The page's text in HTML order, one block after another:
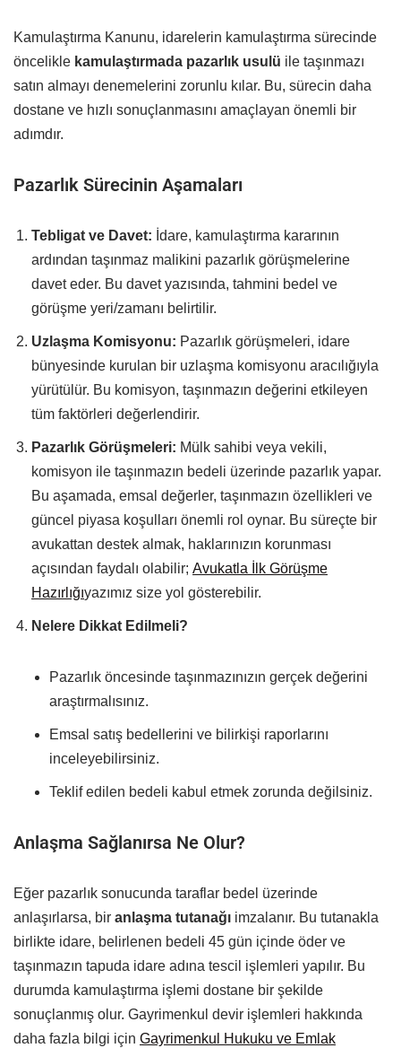
Kamulaştırma Kanunu, idarelerin kamulaştırma sürecinde
öncelikle kamulaştırmada pazarlık usulü ile taşınmazı
satın almayı denemelerini zorunlu kılar. Bu, sürecin daha
dostane ve hızlı sonuçlanmasını amaçlayan önemli bir
adımdır.
Pazarlık Sürecinin Aşamaları
Tebligat ve Davet: İdare, kamulaştırma kararının
ardından taşınmaz malikini pazarlık görüşmelerine
davet eder. Bu davet yazısında, tahmini bedel ve
görüşme yeri/zamanı belirtilir.
Uzlaşma Komisyonu: Pazarlık görüşmeleri, idare
bünyesinde kurulan bir uzlaşma komisyonu aracılığıyla
yürütülür. Bu komisyon, taşınmazın değerini etkileyen
tüm faktörleri değerlendirir.
Pazarlık Görüşmeleri: Mülk sahibi veya vekili,
komisyon ile taşınmazın bedeli üzerinde pazarlık yapar.
Bu aşamada, emsal değerler, taşınmazın özellikleri ve
güncel piyasa koşulları önemli rol oynar. Bu süreçte bir
avukattan destek almak, haklarınızın korunması
açısından faydalı olabilir; Avukatla İlk Görüşme
Hazırlığıyazımız size yol gösterebilir.
Nelere Dikkat Edilmeli?
Pazarlık öncesinde taşınmazınızın gerçek değerini
araştırmalısınız.
Emsal satış bedellerini ve bilirkişi raporlarını
inceleyebilirsiniz.
Teklif edilen bedeli kabul etmek zorunda değilsiniz.
Anlaşma Sağlanırsa Ne Olur?
Eğer pazarlık sonucunda taraflar bedel üzerinde
anlaşırlarsa, bir anlaşma tutanağı imzalanır. Bu tutanakla
birlikte idare, belirlenen bedeli 45 gün içinde öder ve
taşınmazın tapuda idare adına tescil işlemleri yapılır. Bu
durumda kamulaştırma işlemi dostane bir şekilde
sonuçlanmış olur. Gayrimenkul devir işlemleri hakkında
daha fazla bilgi için Gayrimenkul Hukuku ve Emlak